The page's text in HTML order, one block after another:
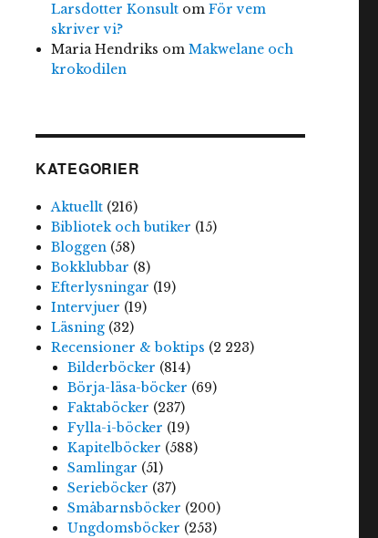
Larsdotter Konsult omFör vem
skriver vi?
Maria Hendriks omMakwelane och
krokodilen
KATEGORIER
Aktuellt (216)
Bibliotek och butiker (15)
Bloggen (58)
Bokklubbar (8)
Efterlysningar (19)
Intervjuer (19)
Läsning (32)
Recensioner & boktips (2 223)
Bilderböcker (814)
Börja-läsa-böcker (69)
Faktaböcker (237)
Fylla-i-böcker (19)
Kapitelböcker (588)
Samlingar (51)
Serieböcker (37)
Småbarnsböcker (200)
Ungdomsböcker (253)